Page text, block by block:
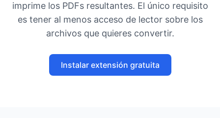
imprime los PDFs resultantes. El único requisito
es tener al menos acceso de lector sobre los
archivos que quieres convertir.
Instalar extensión gratuita